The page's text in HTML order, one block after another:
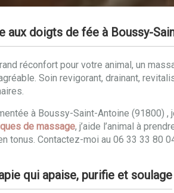
aux doigts de fée à Boussy-
réconfort pour votre animal, un
Soin revigorant, drainant,
à Boussy-Saint-Antoine (91800)
de massage, j’aide l’animal à
tonus. Contactez-moi au 06 33 33 80
qui apaise, purifie et soulage